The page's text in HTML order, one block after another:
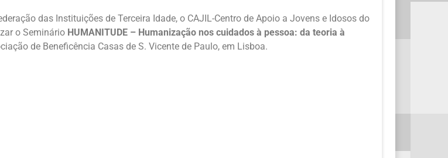
das Instituições de Terceira Idade, o CAJIL-Centro de Apoio a Jovens e Idosos do
o Seminário HUMANITUDE – Humanização nos cuidados à pessoa: da teoria à
de Beneficência Casas de S. Vicente de Paulo, em Lisboa.